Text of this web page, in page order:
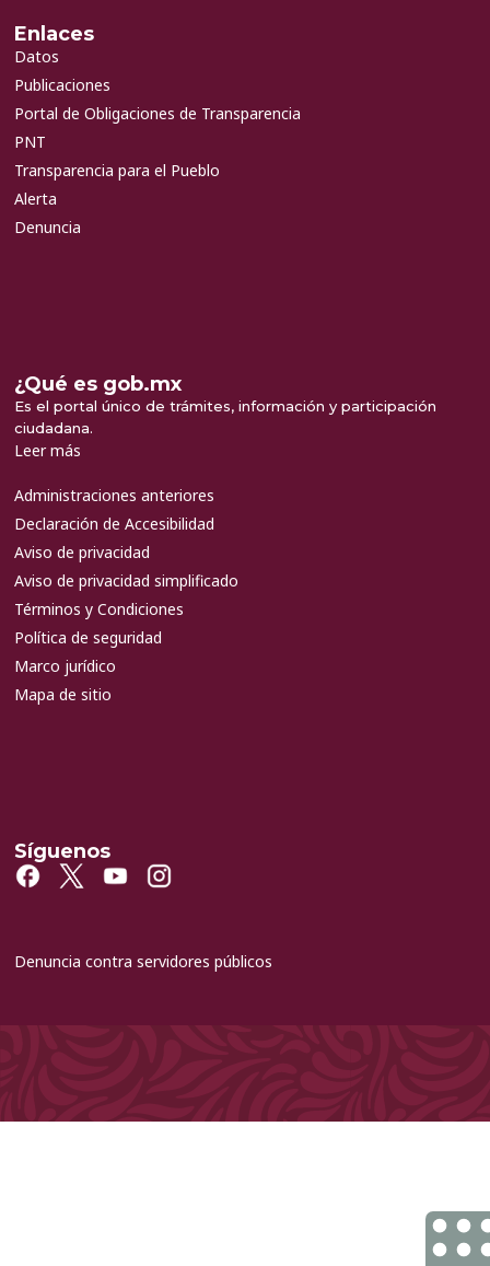
Enlaces
Datos
Publicaciones
Portal de Obligaciones de Transparencia
PNT
Transparencia para el Pueblo
Alerta
Denuncia
¿Qué es gob.mx
Es el portal único de trámites, información y participación
ciudadana.
Leer más
Administraciones anteriores
Declaración de Accesibilidad
Aviso de privacidad
Aviso de privacidad simplificado
Términos y Condiciones
Política de seguridad
Marco jurídico
Mapa de sitio
Síguenos
Denuncia contra servidores públicos